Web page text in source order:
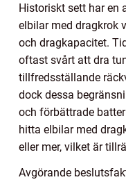
Historiskt sett har en
elbilar med dragkrok
och dragkapacitet.
oftast svårt att dra
tillfredsställande
dock dessa
och förbättrade
hitta elbilar med
eller mer, vilket är
Avgörande